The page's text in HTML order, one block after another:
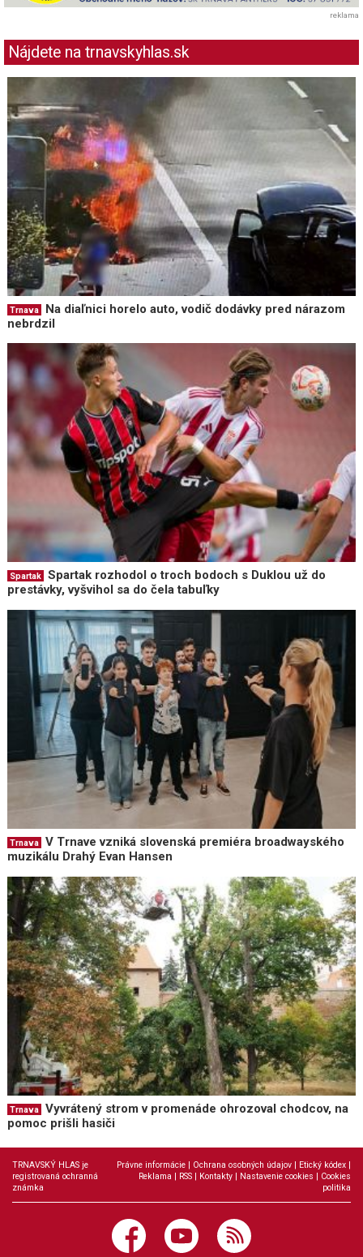
reklama
Nájdete na trnavskyhlas.sk
Trnava
Na diaľnici horelo auto, vodič dodávky pred nárazom
nebrdzil
Spartak
Spartak rozhodol o troch bodoch s Duklou už do
prestávky, vyšvihol sa do čela tabuľky
Trnava
V Trnave vzniká slovenská premiéra broadwayského
muzikálu Drahý Evan Hansen
Trnava
Vyvrátený strom v promenáde ohrozoval chodcov, na
pomoc prišli hasiči
TRNAVSKÝ HLAS je
registrovaná ochranná
známka
Právne informácie Ochrana osobných údajov Etický kódex
Reklama
RSS Kontakty Nastavenie cookies
Cookies
politika